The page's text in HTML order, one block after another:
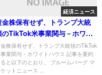
経済ニュース
金株保有せず、トランプ大統
のTikTok米事業関与－ホワイ
ハウス
株保有せず、トランプ大統領のTikTok
業関与－ホワイトハウス 記事を要約
と以下のとおり。 ブルームバーグ マ
ットニュース ...